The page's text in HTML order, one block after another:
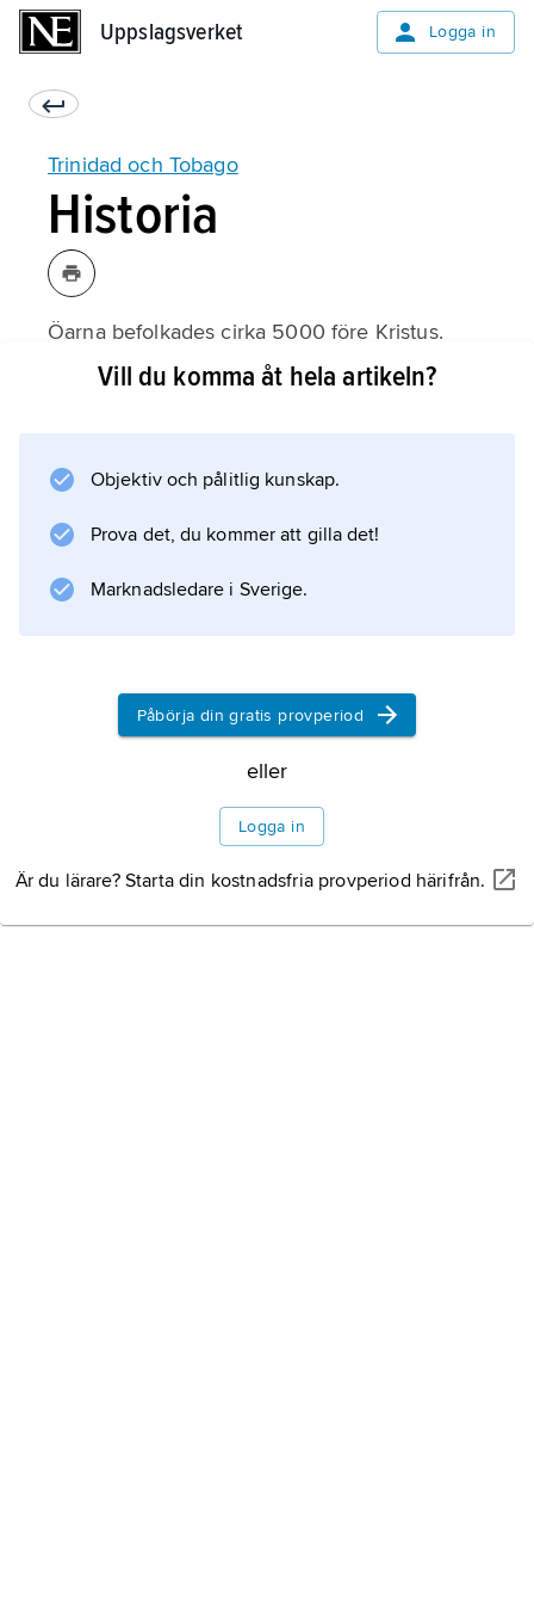
Uppslagsverket Logga in
Trinidad och Tobago
Historia
Öarna befolkades cirka 5000 före Kristus.
Från början levde arawakfolket och andre
europeiska stater hade sedan makten över
Tobago. I slutet av 1700-talet erövrade
Tobago.
Information om artikeln
Vill du komma åt hela artikeln?
Objektiv och pålitlig kunskap.
Prova det, du kommer att gilla det!
Marknadsledare i Sverige.
Påbörja din gratis provperiod
eller
Logga in
Är du lärare? Starta din kostnadsfria provperiod härifrån.